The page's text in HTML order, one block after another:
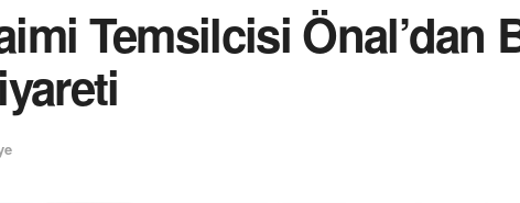
Temsilcisi Önal’dan